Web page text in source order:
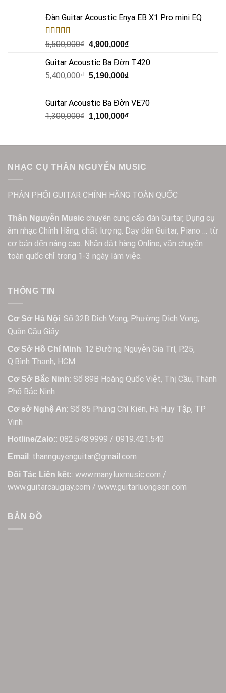
Đàn Guitar Acoustic Enya EB X1 Pro mini EQ
Rated5.00
out of 5
5,500,000₫ 4,900,000₫
Guitar Acoustic Ba Đờn T420
5,400,000₫ 5,190,000₫
Guitar Acoustic Ba Đờn VE70
1,300,000₫ 1,100,000₫
NHẠC CỤ THÂN NGUYỄN MUSIC
PHÂN PHỐI GUITAR CHÍNH HÃNG TOÀN QUỐC
Thân Nguyễn Music chuyên cung cấp đàn Guitar, Dụng cụ
âm nhạc Chính Hãng, chất lượng. Dạy đàn Guitar, Piano … từ
cơ bản đến nâng cao. Nhận đặt hàng Online, vận chuyển
toàn quốc chỉ trong 1-3 ngày làm việc.
THÔNG TIN
Cơ Sở Hà Nội: Số 32B Dịch Vọng, Phường Dịch Vọng,
Quận Cầu Giấy
Cơ Sở Hồ Chí Minh: 12 Đường Nguyễn Gia Trí, P.25,
Q.Bình Thạnh, HCM
Cơ Sở Bắc Ninh: Số 89B Hoàng Quốc Việt, Thị Cầu, Thành
Phố Bắc Ninh
Cơ sở Nghệ An: Số 85 Phùng Chí Kiên, Hà Huy Tập, TP
Vinh
Hotline/Zalo:: 082.548.9999 / 0919.421.540
Email : thannguyenguitar@gmail.com
Đối Tác Liên kết:: www.manyluxmusic.com /
www.guitarcaugiay.com / www.guitarluongson.com
BẢN ĐỒ